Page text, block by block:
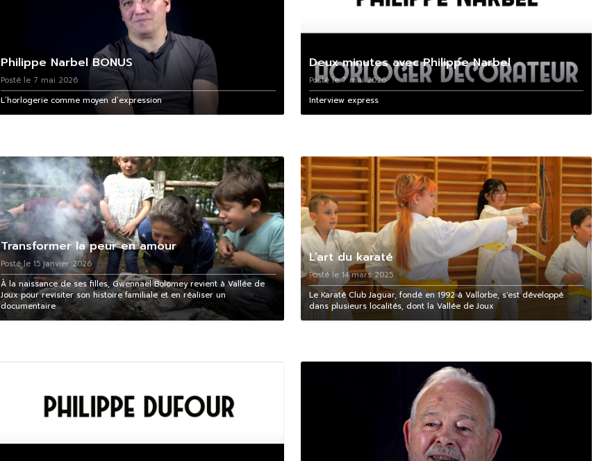
Philippe Narbel BONUS
Posté le 7 mai 2026
L’horlogerie comme moyen d’expression
Deux minutes avec Philippe Narbel
Posté le 7 mai 2026
Interview express
Transformer la peur en amour
Posté le 15 janvier 2026
À la naissance de ses filles, Gwennaël Bolomey revient à Vallée de
Joux pour revisiter son histoire familiale et en réaliser un
documentaire
L’art du karaté
Posté le 14 mars 2025
Le Karaté Club Jaguar, fondé en 1992 à Vallorbe, s'est développé
dans plusieurs localités, dont la Vallée de Joux